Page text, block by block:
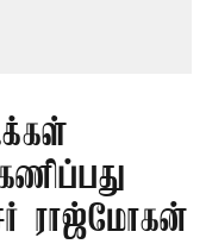
ராஜ்மோகன்